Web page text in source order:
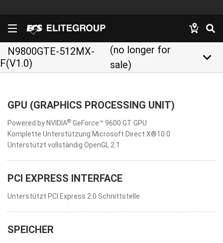
N9800GTE-512MX-
F(V1.0)
(no longer for
sale)
keyboard_arrow_down
GPU (GRAPHICS PROCESSING UNIT)
Powered by NVIDIA® GeForce™ 9600 GT GPU
Komplette Unterstützung Microsoft Direct X®10.0
Unterstützt vollständig OpenGL 2.1
PCI EXPRESS INTERFACE
Unterstützt PCI Express 2.0 Schnittstelle
SPEICHER